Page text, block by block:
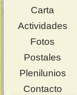
Carta
Actividades
Fotos
Postales
Plenilunios
Contacto